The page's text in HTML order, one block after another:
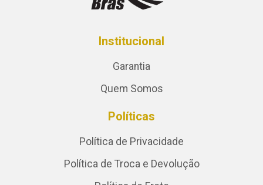
Institucional
Garantia
Quem Somos
Políticas
Política de Privacidade
Política de Troca e Devolução